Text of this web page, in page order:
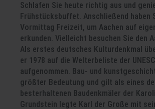
Schlafen Sie heute richtig aus und
Frühstücksbuffet. Anschließend haben
Vormittag Freizeit, um Aachen auf
erkunden. Vielleicht besuchen Sie den
Als erstes deutsches Kulturdenkmal
er 1978 auf die Welterbeliste der
aufgenommen. Bau- und
größter Bedeutung und gilt als eines
besterhaltenen Baudenkmäler der
Grundstein legte Karl der Große mit